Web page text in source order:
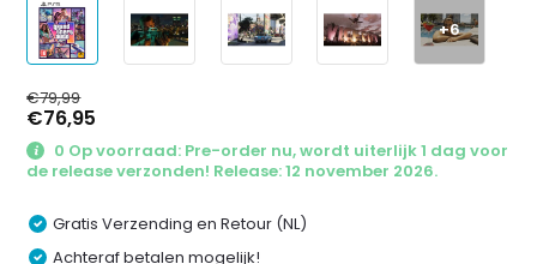
+6
€79,99
€76,95
0 Op voorraad: Pre-order nu, wordt uiterlijk 1 dag voor
de release verzonden! Release: 12 november 2026.
Gratis Verzending en Retour (NL)
Achteraf betalen mogelijk!